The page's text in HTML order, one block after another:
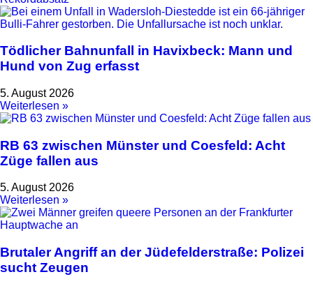
Tödlicher Bahnunfall in Havixbeck: Mann und
Hund von Zug erfasst
5. August 2026
Weiterlesen »
RB 63 zwischen Münster und Coesfeld: Acht
Züge fallen aus
5. August 2026
Weiterlesen »
Brutaler Angriff an der Jüdefelderstraße: Polizei
sucht Zeugen